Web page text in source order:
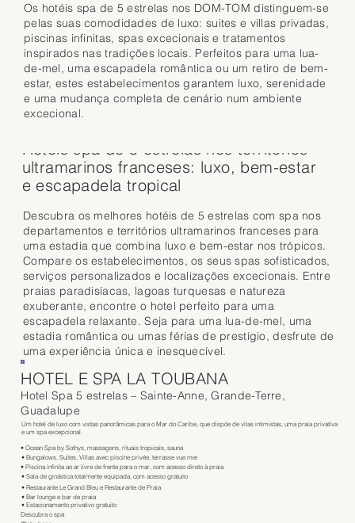
Hotéis spa de 5 estrelas nos territórios
ultramarinos franceses: luxo, bem-estar
e escapadela tropical
Os hotéis spa de 5 estrelas nos DOM-TOM distinguem-se
pelas suas comodidades de luxo: suites e villas privadas,
piscinas infinitas, spas excecionais e tratamentos
inspirados nas tradições locais. Perfeitos para uma lua-
de-mel, uma escapadela romântica ou um retiro de bem-
estar, estes estabelecimentos garantem luxo, serenidade
e uma mudança completa de cenário num ambiente
excecional.
Descubra os melhores hotéis de 5 estrelas com spa nos
departamentos e territórios ultramarinos franceses para
uma estadia que combina luxo e bem-estar nos trópicos.
Compare os estabelecimentos, os seus spas sofisticados,
serviços personalizados e localizações excecionais. Entre
praias paradisíacas, lagoas turquesas e natureza
exuberante, encontre o hotel perfeito para uma
escapadela relaxante. Seja para uma lua-de-mel, uma
estadia romântica ou umas férias de prestígio, desfrute de
uma experiência única e inesquecível.
HOTEL E SPA LA TOUBANA
Hotel Spa 5 estrelas – Sainte-Anne, Grande-Terre,
Guadalupe
Um hotel de luxo com vistas panorâmicas para o Mar do Caribe, que dispõe de vilas intimistas, uma praia privativa
e um spa excepcional.
• Ocean Spa by Sothys, massagens, rituais tropicais, sauna
• Bungalows, Suites, Villas avec piscine privée, terrasse vue mer
• Piscina infinita ao ar livre de frente para o mar, com acesso direto à praia
• Sala de ginástica totalmente equipada, com acesso gratuito
• Restaurante Le Grand Bleu e Restaurante de Praia
• Bar lounge e bar de praia
• Estacionamento privativo gratuito
Descubra o spa